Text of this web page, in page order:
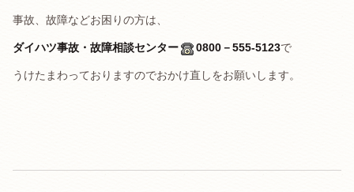
事故、故障などお困りの方は、
ダイハツ事故・故障相談センター 0800－555-5123で
うけたまわっておりますのでおかけ直しをお願いします。